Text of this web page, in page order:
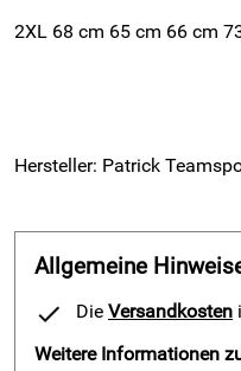
2XL 68 cm 65 cm 66 cm
Hersteller: Patrick
Allgemeine
Die Versandkosten
Weitere Informationen